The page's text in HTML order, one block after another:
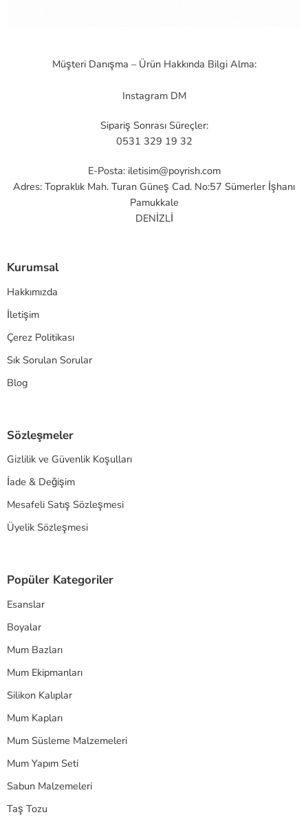
Müşteri Danışma – Ürün Hakkında Bilgi Alma:
Instagram DM
Sipariş Sonrası Süreçler:
0531 329 19 32
E-Posta: iletisim@poyrish.com
Adres: Topraklık Mah. Turan Güneş Cad. No:57 Sümerler İşhanı
Pamukkale
DENİZLİ
Kurumsal
Hakkımızda
İletişim
Çerez Politikası
Sık Sorulan Sorular
Blog
Sözleşmeler
Gizlilik ve Güvenlik Koşulları
İade & Değişim
Mesafeli Satış Sözleşmesi
Üyelik Sözleşmesi
Popüler Kategoriler
Esanslar
Boyalar
Mum Bazları
Mum Ekipmanları
Silikon Kalıplar
Mum Kapları
Mum Süsleme Malzemeleri
Mum Yapım Seti
Sabun Malzemeleri
Taş Tozu